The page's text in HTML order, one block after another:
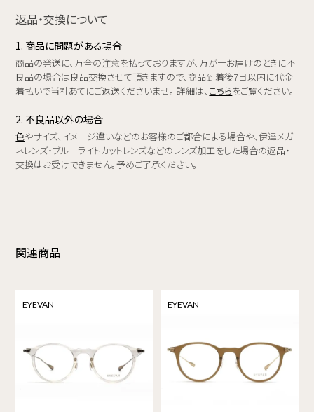
返品・交換について
1. 商品に問題がある場合
商品の発送に、万全の注意を払っておりますが、万が一お届けのときに不
良品の場合は良品交換させて頂きますので、商品到着後7日以内に代金
着払いで当社あてにご返送くださいませ。 詳細は、 こちらをご覧ください。
2. 不良品以外の場合
色やサイズ、イメージ違いなどのお客様のご都合による場合や、伊達メガ
ネレンズ・ブルーライトカットレンズなどのレンズ加工をした場合の返品・
交換はお受けできません。予めご了承ください。
関連商品
EYEVAN EYEVAN